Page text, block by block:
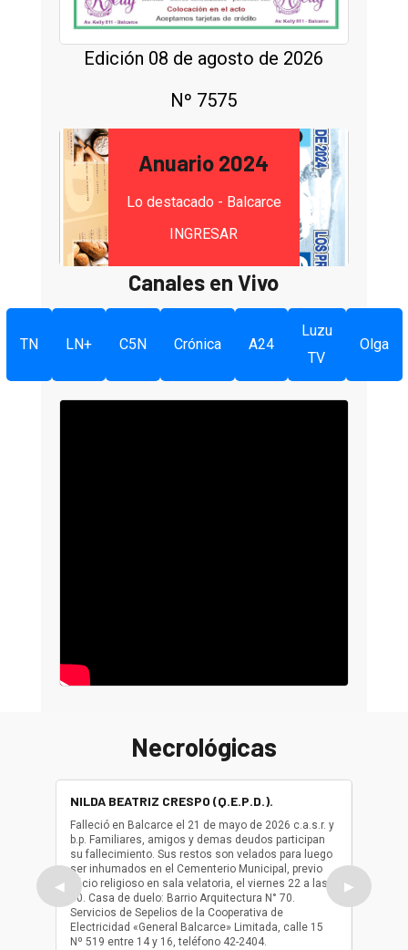
Edición 08 de agosto de 2026
Nº 7575
Anuario 2024
Lo destacado - Balcarce
INGRESAR
Canales en Vivo
TN LN+ C5N Crónica A24
Luzu
TV
Olga
Necrológicas
◀
NILDA BEATRIZ CRESPO (Q.E.P.D.).
Falleció en Balcarce el 21 de mayo de 2026 c.a.s.r. y
b.p. Familiares, amigos y demas deudos participan
su fallecimiento. Sus restos son velados para luego
ser inhumados en el Cementerio Municipal, previo
oficio religioso en sala velatoria, el viernes 22 a las
10. Casa de duelo: Barrio Arquitectura N° 70.
Servicios de Sepelios de la Cooperativa de
Electricidad «General Balcarce» Limitada, calle 15
Nº 519 entre 14 y 16, teléfono 42-2404.
ser
oficio
▶